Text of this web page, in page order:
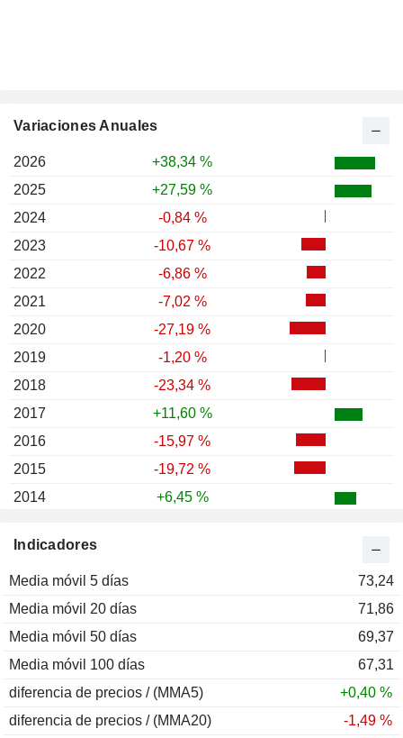
Indicadores
Media móvil 5 días
73,24
Media móvil 20 días
71,86
Media móvil 50 días
69,37
Media móvil 100 días
67,31
diferencia de precios / (MMA5)
+0,40 %
diferencia de precios / (MMA20)
-1,49 %
Variaciones Anuales
2026
+38,34 %
2025
+27,59 %
2024
-0,84 %
2023
-10,67 %
2022
-6,86 %
2021
-7,02 %
2020
-27,19 %
2019
-1,20 %
2018
-23,34 %
2017
+11,60 %
2016
-15,97 %
2015
-19,72 %
2014
+6,45 %
2012
2011
2010
2009
2008
2007
+50,60 %
2006
+20,36 %